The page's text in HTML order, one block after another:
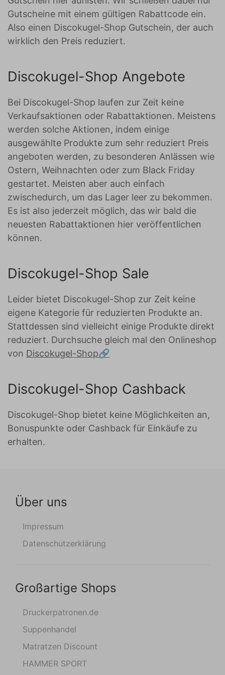
Gutscheine mit einem gültigen Rabattcode ein.
Also einen Discokugel-Shop Gutschein, der auch
wirklich den Preis reduziert.
Discokugel-Shop Angebote
Bei Discokugel-Shop laufen zur Zeit keine
Verkaufsaktionen oder Rabattaktionen. Meistens
werden solche Aktionen, indem einige
ausgewählte Produkte zum sehr reduziert Preis
angeboten werden, zu besonderen Anlässen wie
Ostern, Weihnachten oder zum Black Friday
gestartet. Meisten aber auch einfach
zwischedurch, um das Lager leer zu bekommen.
Es ist also jederzeit möglich, das wir bald die
neuesten Rabattaktionen hier veröffentlichen
können.
Discokugel-Shop Sale
Leider bietet Discokugel-Shop zur Zeit keine
eigene Kategorie für reduzierten Produkte an.
Stattdessen sind vielleicht einige Produkte direkt
reduziert. Durchsuche gleich mal den Onlineshop
von Discokugel-Shop
Discokugel-Shop Cashback
Discokugel-Shop bietet keine Möglichkeiten an,
Bonuspunkte oder Cashback für Einkäufe zu
erhalten.
Über uns
Impressum
Datenschutzerklärung
Großartige Shops
Druckerpatronen.de
Suppenhandel
Matratzen Discount
HAMMER SPORT